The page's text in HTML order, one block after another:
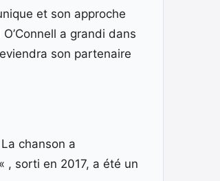
et son approche
a grandi dans
son partenaire
chanson a
« , sorti en 2017, a été un